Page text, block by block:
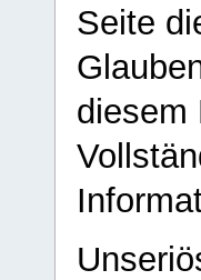
Seite
diesem